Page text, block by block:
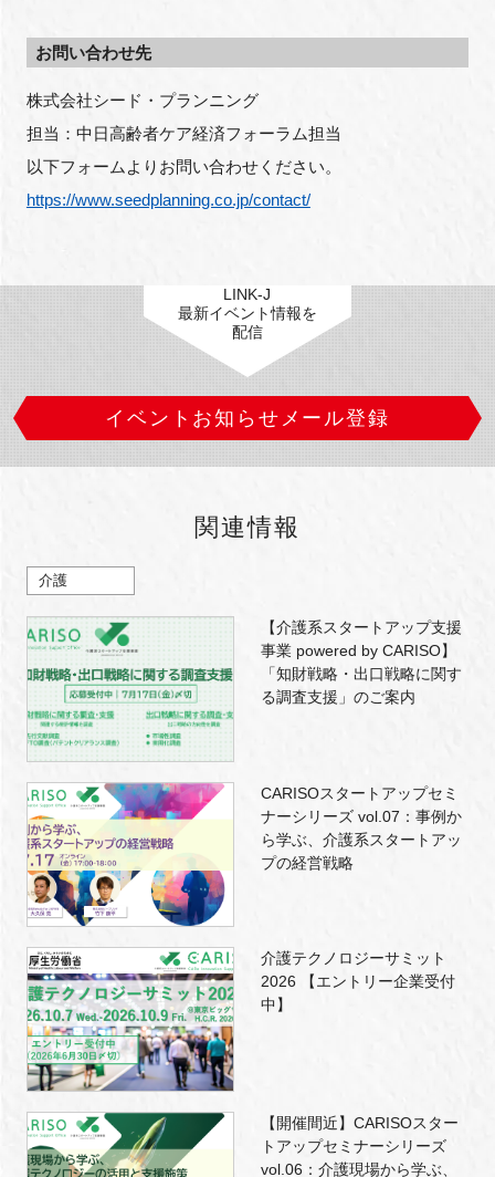
お問い合わせ先
株式会社シード・プランニング
担当：中日高齢者ケア経済フォーラム担当
以下フォームよりお問い合わせください。
https://www.seedplanning.co.jp/contact/
LINK-J
最新イベント情報を
配信
イベントお知らせメール登録
関連情報
介護
【介護系スタートアップ支援
事業 powered by CARISO】
「知財戦略・出口戦略に関す
る調査支援」のご案内
CARISOスタートアップセミ
ナーシリーズ vol.07：事例か
ら学ぶ、介護系スタートアッ
プの経営戦略
介護テクノロジーサミット
2026 【エントリー企業受付
中】
【開催間近】CARISOスター
トアップセミナーシリーズ
vol.06：介護現場から学ぶ、